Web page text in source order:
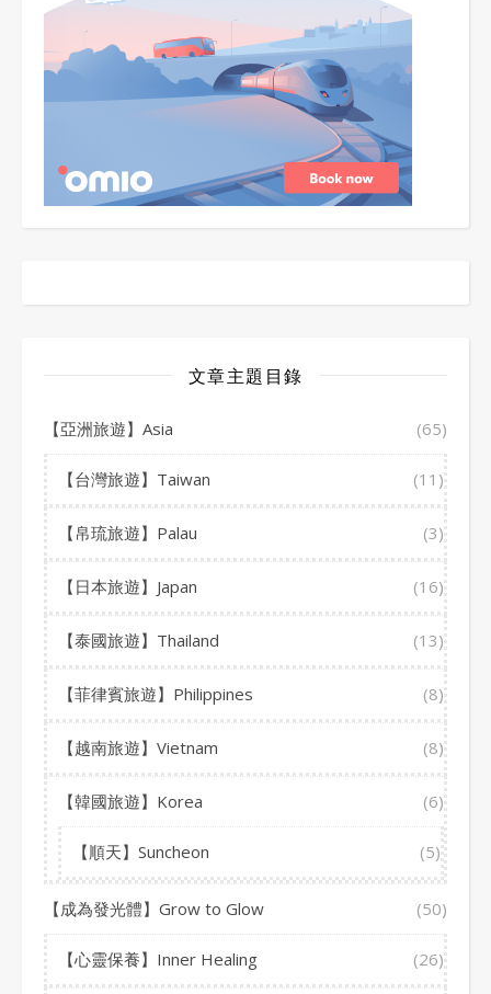
文章主題目錄
【亞洲旅遊】Asia (65)
【台灣旅遊】Taiwan (11)
【帛琉旅遊】Palau (3)
【日本旅遊】Japan (16)
【泰國旅遊】Thailand (13)
【菲律賓旅遊】Philippines (8)
【越南旅遊】Vietnam (8)
【韓國旅遊】Korea (6)
【順天】Suncheon (5)
【成為發光體】Grow to Glow (50)
【心靈保養】Inner Healing (26)